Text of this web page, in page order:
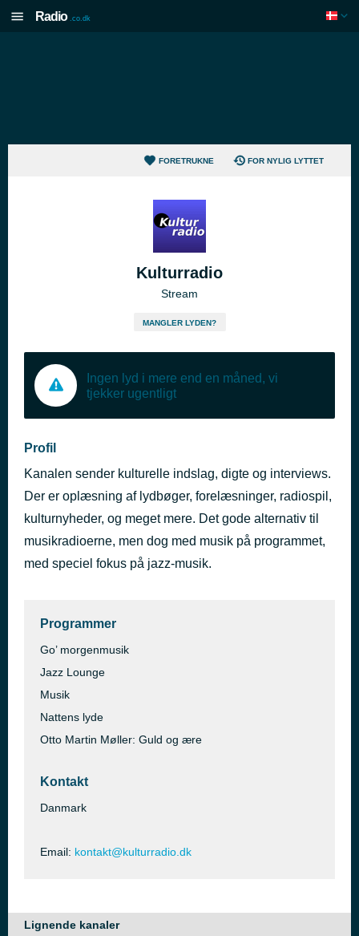
Radio .co.dk
FORETRUKNE FOR NYLIG LYTTET
Kulturradio
Stream
MANGLER LYDEN?
Ingen lyd i mere end en måned, vi
tjekker ugentligt
Profil
Kanalen sender kulturelle indslag, digte og interviews.
Der er oplæsning af lydbøger, forelæsninger, radiospil,
kulturnyheder, og meget mere. Det gode alternativ til
musikradioerne, men dog med musik på programmet,
med speciel fokus på jazz-musik.
Programmer
Go’ morgenmusik
Jazz Lounge
Musik
Nattens lyde
Otto Martin Møller: Guld og ære
Kontakt
Danmark
Email: kontakt@kulturradio.dk
Lignende kanaler